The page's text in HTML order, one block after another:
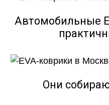
Автомобильные
Они